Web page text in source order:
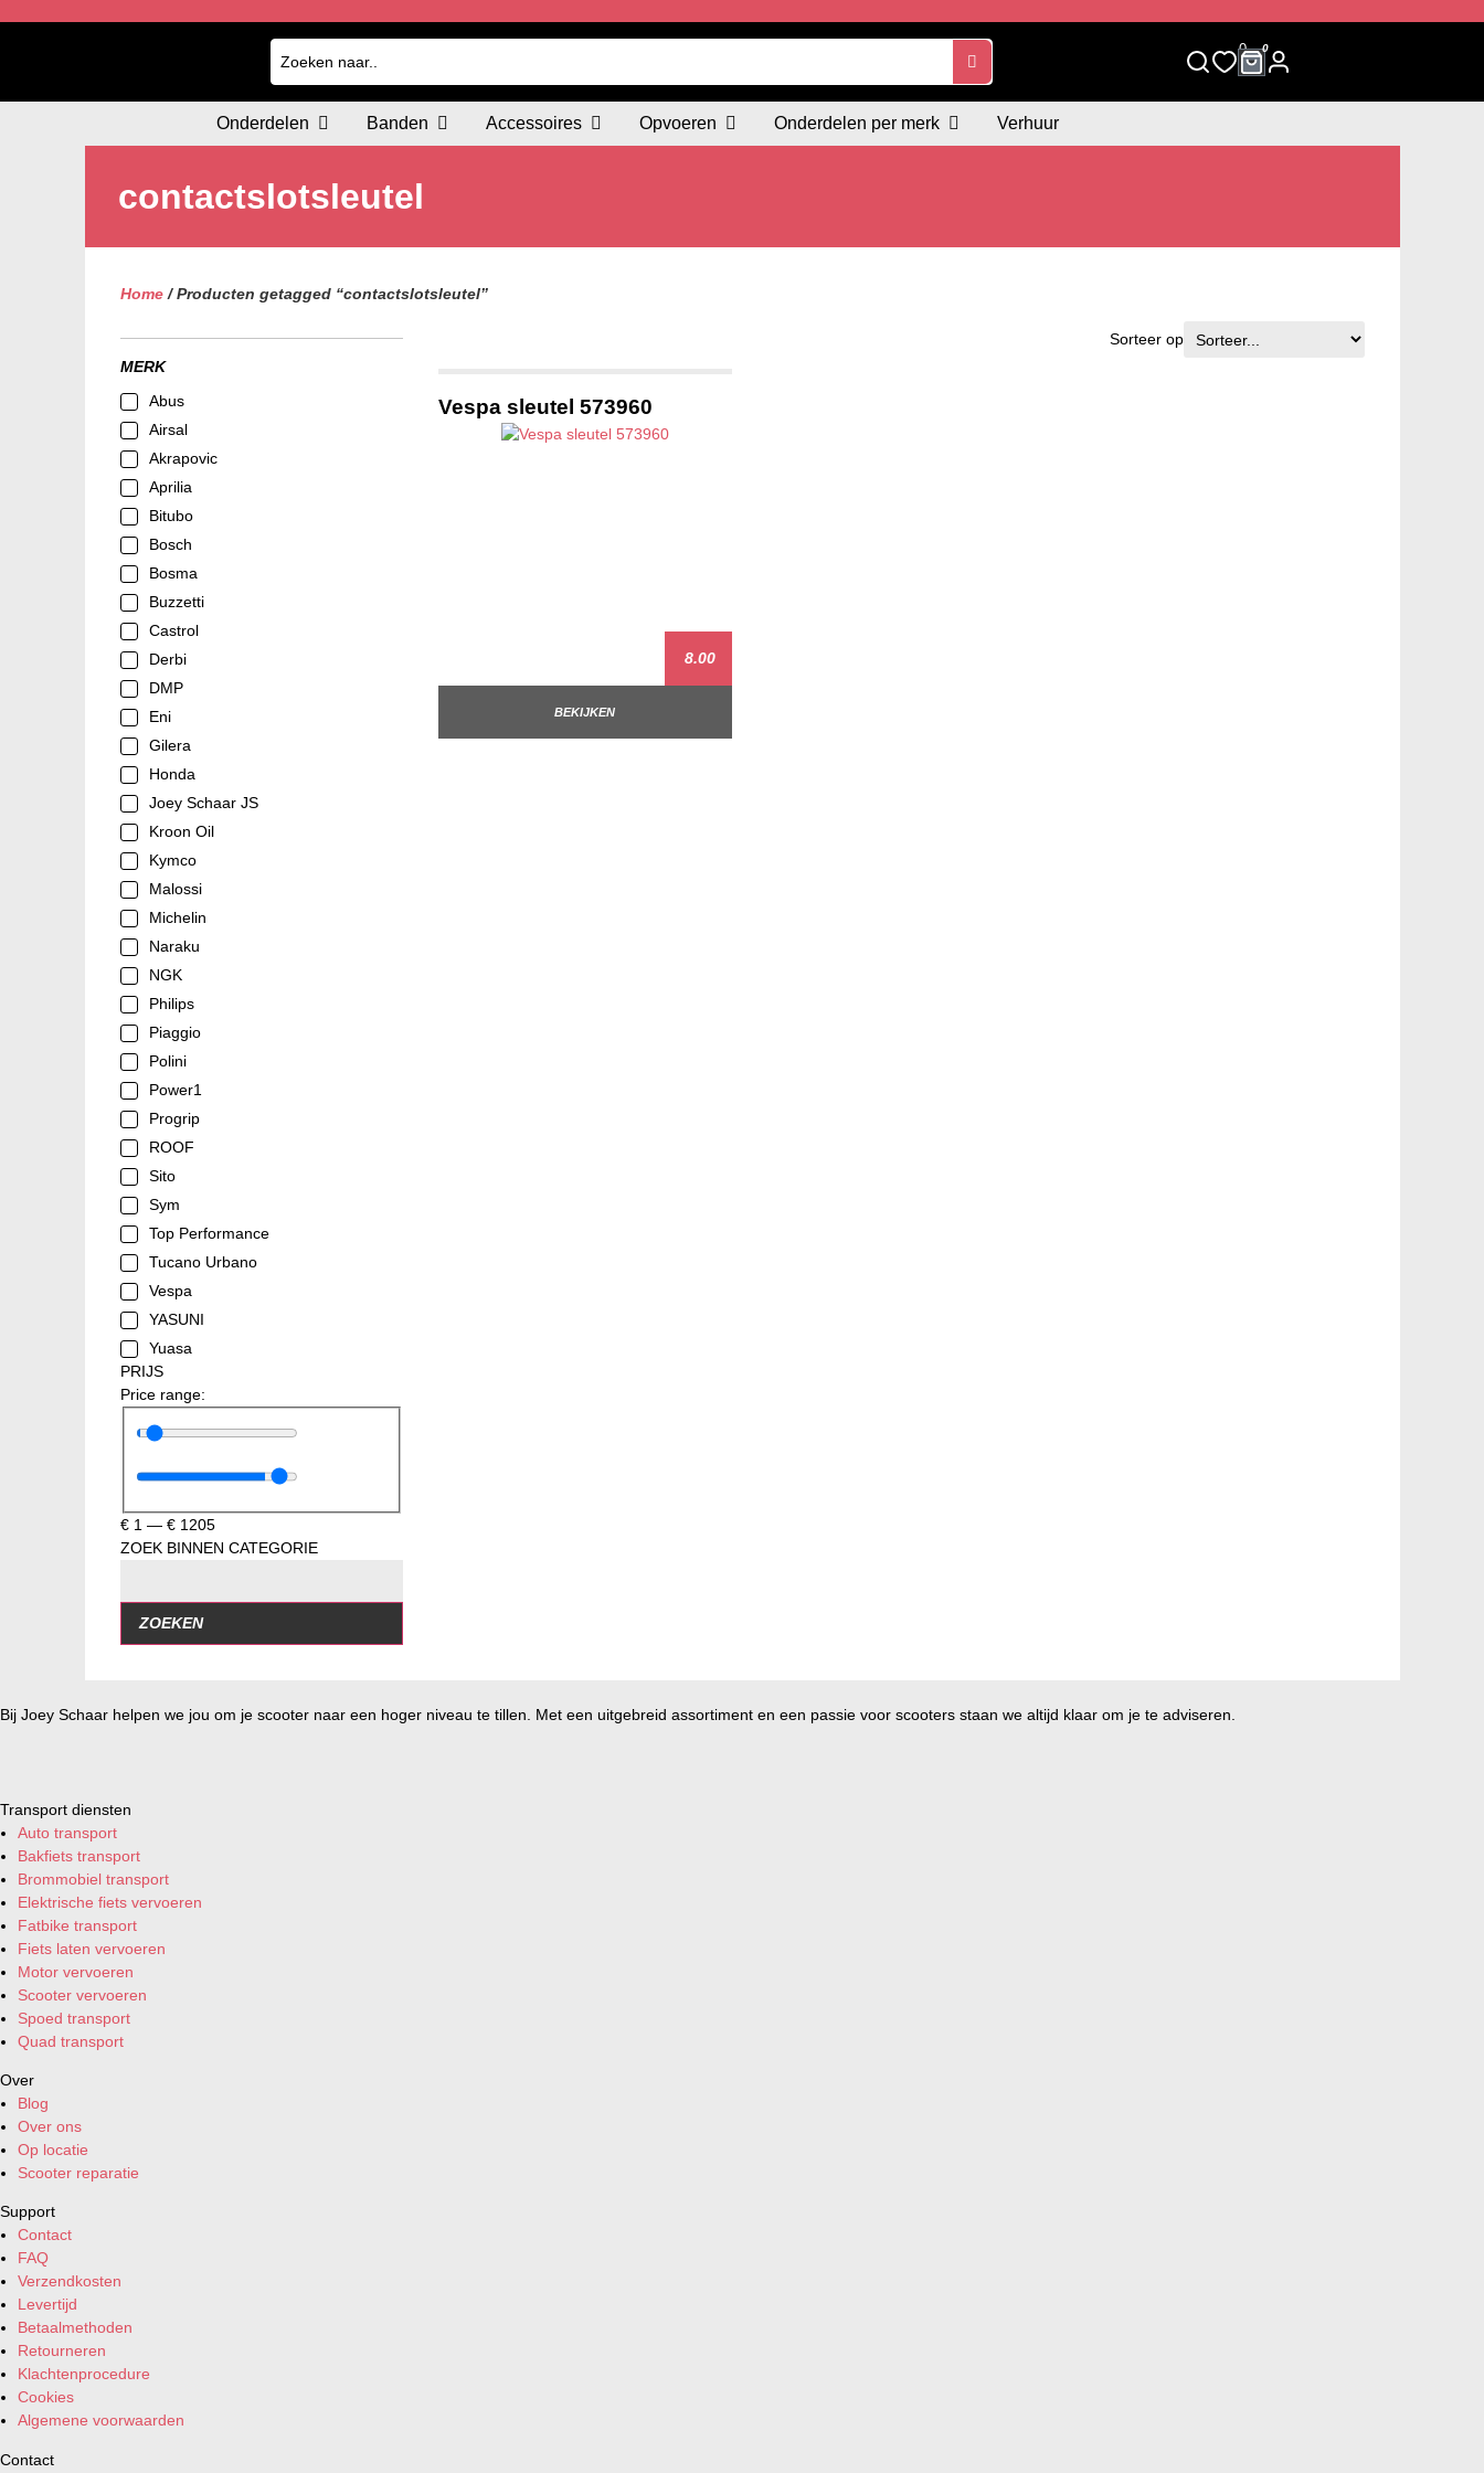
0 0
Onderdelen Banden Accessoires Opvoeren Onderdelen per merk Verhuur
contactslotsleutel
Home/ Producten getagged “contactslotsleutel”
MERK
Abus
Airsal
Akrapovic
Aprilia
Bitubo
Bosch
Bosma
Buzzetti
Castrol
Derbi
DMP
Eni
Gilera
Honda
Joey Schaar JS
Kroon Oil
Kymco
Malossi
Michelin
Naraku
NGK
Philips
Piaggio
Polini
Power1
Progrip
ROOF
Sito
Sym
Top Performance
Tucano Urbano
Vespa
YASUNI
Yuasa
PRIJS
Price range:
€ 1 — € 1205
ZOEK BINNEN CATEGORIE
ZOEKEN
Sorteer op
Vespa sleutel 573960
8.00
BEKIJKEN
Bij Joey Schaar helpen we jou om je scooter naar een hoger niveau te tillen. Met een uitgebreid assortiment en een passie voor scooters staan we altijd klaar om je te adviseren.
Transport diensten
Auto transport
Bakfiets transport
Brommobiel transport
Elektrische fiets vervoeren
Fatbike transport
Fiets laten vervoeren
Motor vervoeren
Scooter vervoeren
Spoed transport
Quad transport
Over
Blog
Over ons
Op locatie
Scooter reparatie
Support
Contact
FAQ
Verzendkosten
Levertijd
Betaalmethoden
Retourneren
Klachtenprocedure
Cookies
Algemene voorwaarden
Contact